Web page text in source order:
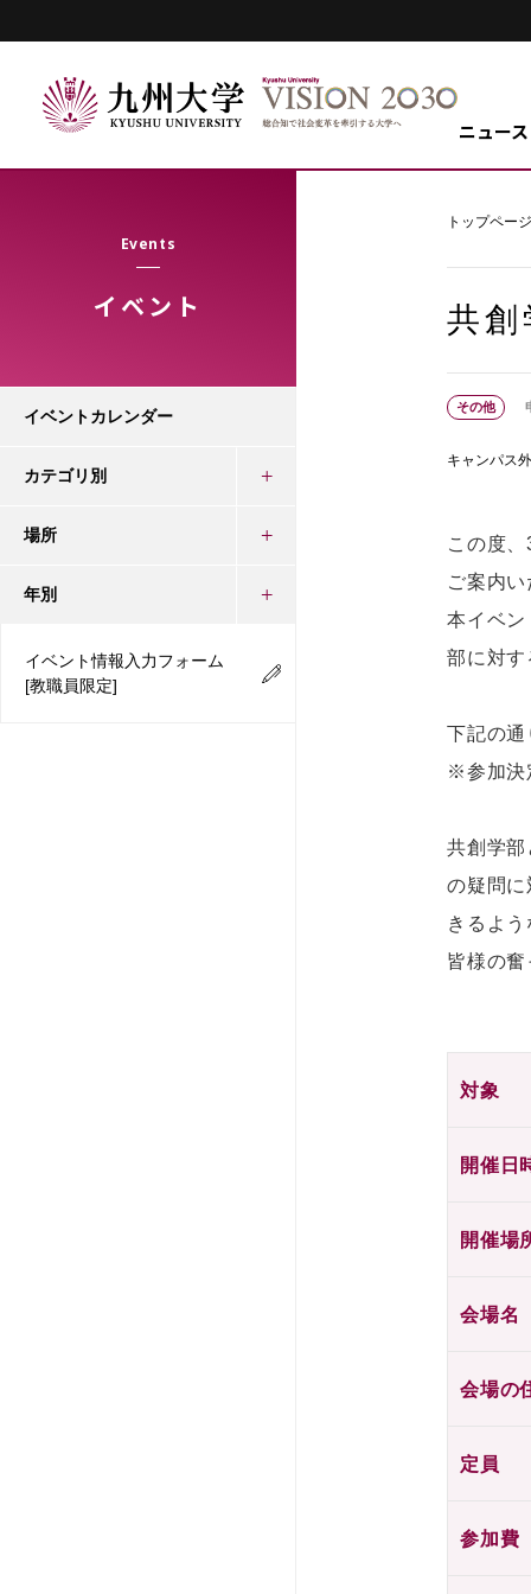
ニュース
Events
イベント
トップページ
共
その他
キャンパス外
この度
ご案内
本イベ
部に対
下記の
※参加決
共創学
の疑問
きるよ
皆様の
対象
開催日
開催場
会場名
会場の
定員
参加費
イベントカレンダー
カテゴリ別
場所
年別
イベント情報入力フォーム
[教職員限定]